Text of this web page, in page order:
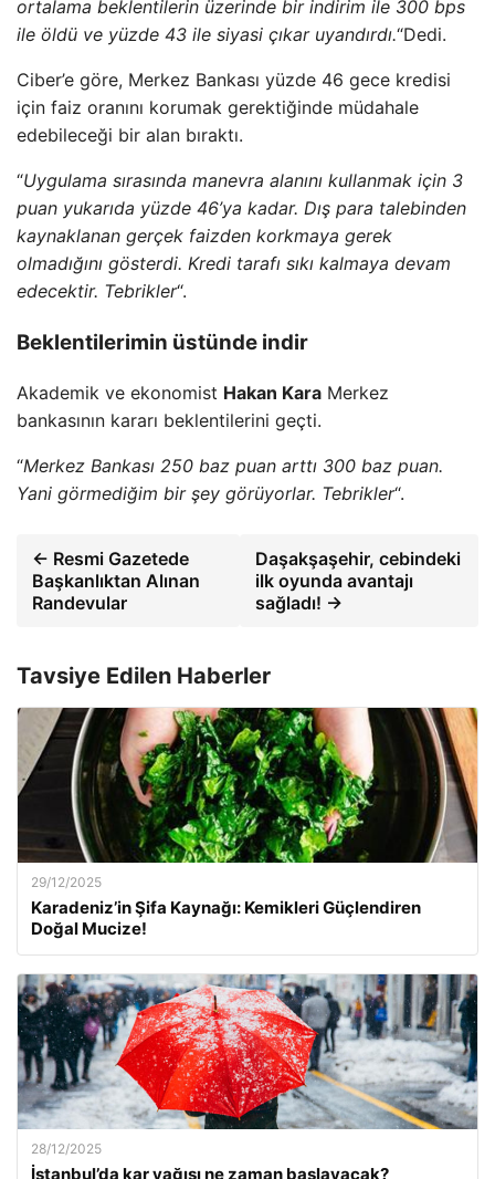
ortalama beklentilerin üzerinde bir indirim ile 300 bps
ile öldü ve yüzde 43 ile siyasi çıkar uyandırdı.“Dedi.
Ciber’e göre, Merkez Bankası yüzde 46 gece kredisi
için faiz oranını korumak gerektiğinde müdahale
edebileceği bir alan bıraktı.
“Uygulama sırasında manevra alanını kullanmak için 3
puan yukarıda yüzde 46’ya kadar. Dış para talebinden
kaynaklanan gerçek faizden korkmaya gerek
olmadığını gösterdi. Kredi tarafı sıkı kalmaya devam
edecektir. Tebrikler“.
Beklentilerimin üstünde indir
Akademik ve ekonomist Hakan Kara Merkez
bankasının kararı beklentilerini geçti.
“Merkez Bankası 250 baz puan arttı 300 baz puan.
Yani görmediğim bir şey görüyorlar. Tebrikler“.
← Resmi Gazetede
Başkanlıktan Alınan
Randevular
Daşakşaşehir, cebindeki
ilk oyunda avantajı
sağladı! →
Tavsiye Edilen Haberler
29/12/2025
Karadeniz’in Şifa Kaynağı: Kemikleri Güçlendiren
Doğal Mucize!
28/12/2025
İstanbul’da kar yağışı ne zaman başlayacak?